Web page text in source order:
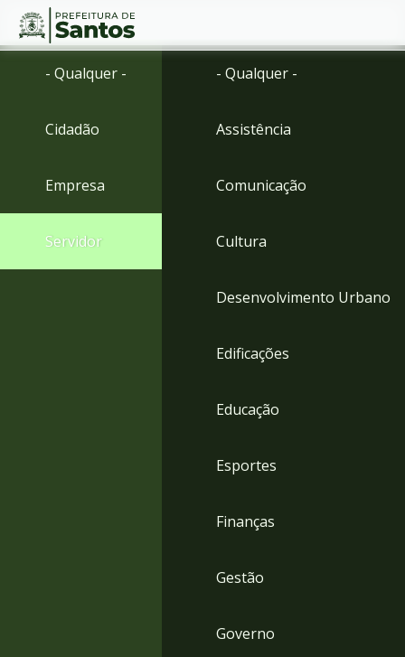
Ir
menu
para
Conteúdo
- Qualquer -
Cidadão
Empresa
Servidor
- Qualquer -
Assistência
Comunicação
Cultura
Desenvolvimento Urbano
Edificações
Educação
Esportes
Finanças
Gestão
Governo